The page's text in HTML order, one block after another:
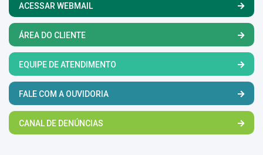
ACESSAR WEBMAIL
ÁREA DO CLIENTE
EQUIPE DE ATENDIMENTO
FALE COM A OUVIDORIA
CANAL DE DENÚNCIAS